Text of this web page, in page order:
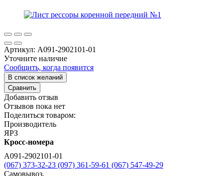
Артикул: А091-2902101-01
Уточните наличие
Сообщить, когда появится
В список желаний
Сравнить
Добавить отзыв
Отзывов пока нет
Поделиться товаром:
Производитель
ЯРЗ
Кросс-номера
А091-2902101-01
(067) 373-32-23 (097) 361-59-61 (067) 547-49-29
Самовывоз,